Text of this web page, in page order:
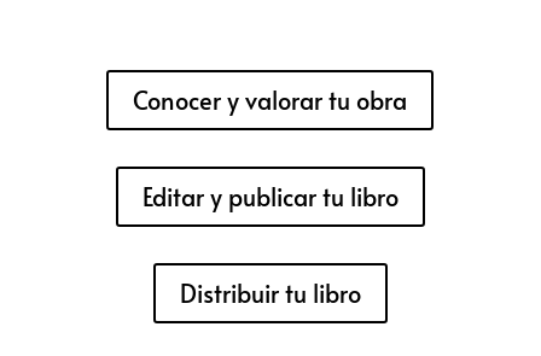
Conocer y valorar tu obra
Editar y publicar tu libro
Distribuir tu libro